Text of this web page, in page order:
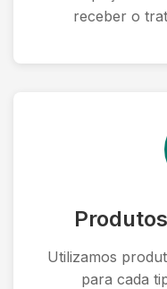
receber o
Utilizamos
para cada